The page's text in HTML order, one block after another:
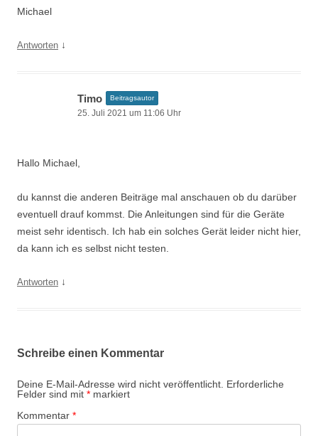
Michael
Antworten ↓
Timo Beitragsautor
25. Juli 2021 um 11:06 Uhr
Hallo Michael,
du kannst die anderen Beiträge mal anschauen ob du darüber
eventuell drauf kommst. Die Anleitungen sind für die Geräte
meist sehr identisch. Ich hab ein solches Gerät leider nicht hier,
da kann ich es selbst nicht testen.
Antworten ↓
Schreibe einen Kommentar
Deine E-Mail-Adresse wird nicht veröffentlicht. Erforderliche
Felder sind mit * markiert
Kommentar *